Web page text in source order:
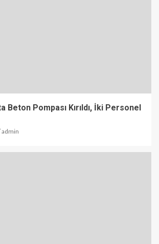
Beton Pompası Kırıldı, İki Personel
admin